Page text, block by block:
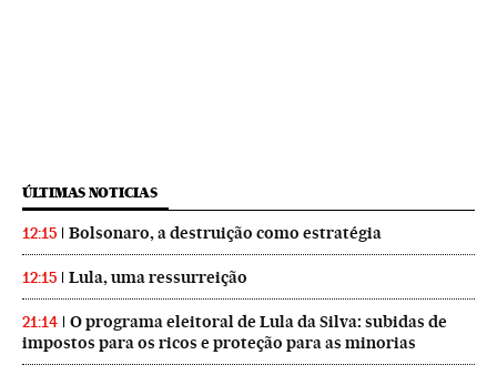
ÚLTIMAS NOTICIAS
12:15 Bolsonaro, a destruição como estratégia
12:15 Lula, uma ressurreição
21:14
O programa eleitoral de Lula da Silva: subidas de
impostos para os ricos e proteção para as minorias